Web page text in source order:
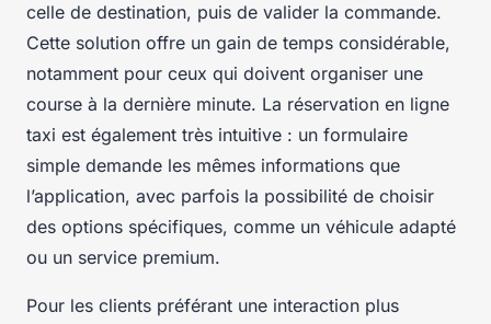
celle de destination, puis de valider la commande.
Cette solution offre un gain de temps considérable,
notamment pour ceux qui doivent organiser une
course à la dernière minute. La réservation en ligne
taxi est également très intuitive : un formulaire
simple demande les mêmes informations que
l’application, avec parfois la possibilité de choisir
des options spécifiques, comme un véhicule adapté
ou un service premium.
Pour les clients préférant une interaction plus